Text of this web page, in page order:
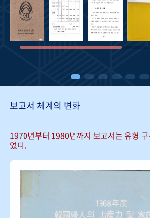
보고서 체계의 변화
1970년부터 1980년까지 보고서는 유형
였다.